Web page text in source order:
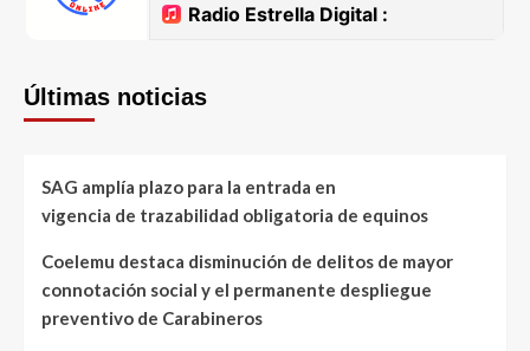
Últimas noticias
SAG amplía plazo para la entrada en
vigencia de trazabilidad obligatoria de equinos
Coelemu destaca disminución de delitos de mayor
connotación social y el permanente despliegue
preventivo de Carabineros